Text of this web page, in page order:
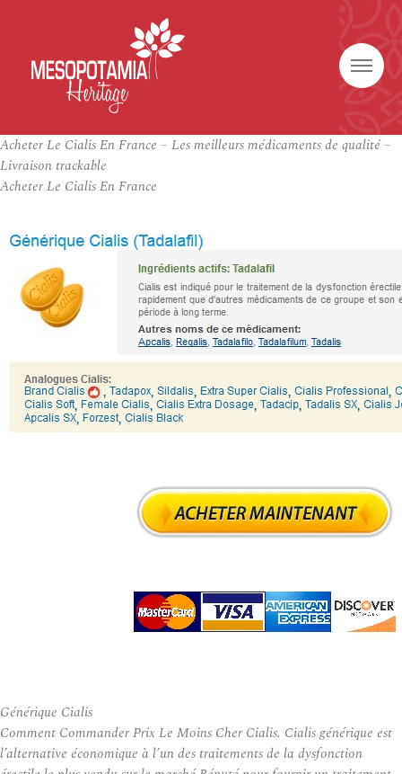
Acheter Le Cialis En France – Les meilleurs médicaments de qualité –
Livraison trackable
Acheter Le Cialis En France
Générique Cialis
Comment Commander Prix Le Moins Cher Cialis. Cialis générique est
l’alternative économique à l’un des traitements de la dysfonction